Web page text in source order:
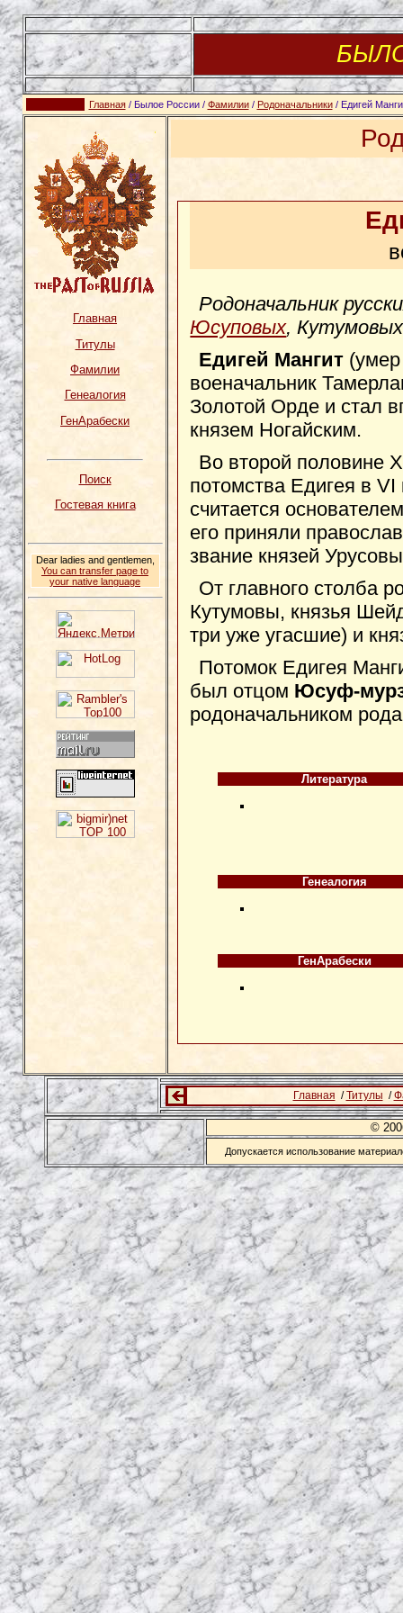
Главная/ Былое России / Фамилии/ Родоначальники/ Едигей
Главная
Титулы
Фамилии
Генеалогия
ГенАрабески
Поиск
Гостевая книга
Dear ladies and gentlemen,
You can transfer page to
your native language
Родоначальник
Юсуповых,
Едигей Мангит
военачальник
Золотой Орде и стал
князем Ногайским.
Во второй половине
потомства Едигея в
считается
его приняли
звание князей
От главного столба
Кутумовы, князья
три уже угасшие) и
Потомок Едигея
был отцом Юсуф-
родоначальником
Литература
Генеалогия
ГенАрабески
Главная /Титулы /
©
Допускается использование